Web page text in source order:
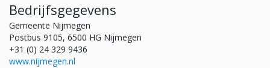
Bedrijfsgegevens
Gemeente Nijmegen
Postbus 9105, 6500 HG Nijmegen
+31 (0) 24 329 9436
www.nijmegen.nl